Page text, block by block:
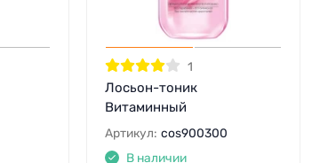
1
Лосьон-тоник
Витаминный
Артикул: cos900300
В наличии